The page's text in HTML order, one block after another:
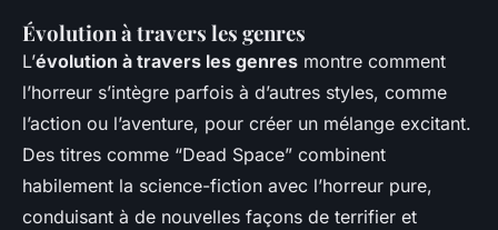
Évolution à travers les genres
L’évolution à travers les genres montre comment
l’horreur s’intègre parfois à d’autres styles, comme
l’action ou l’aventure, pour créer un mélange excitant.
Des titres comme “Dead Space” combinent
habilement la science-fiction avec l’horreur pure,
conduisant à de nouvelles façons de terrifier et